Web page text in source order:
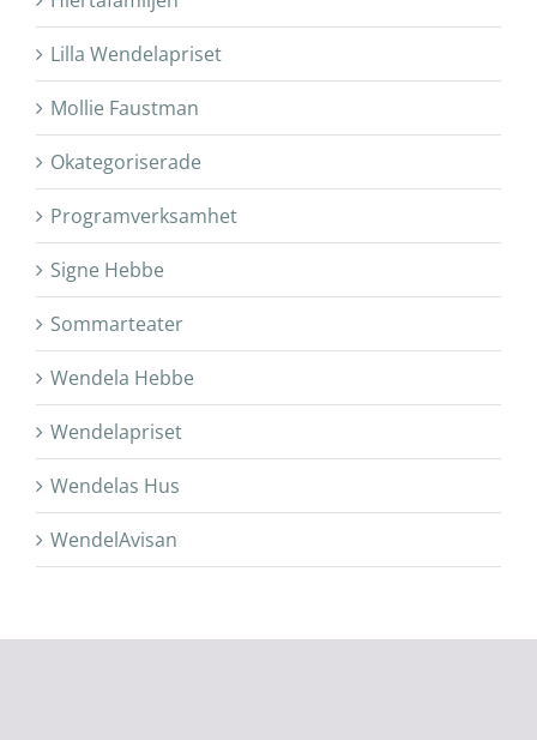
Lilla Wendelapriset
Mollie Faustman
Okategoriserade
Programverksamhet
Signe Hebbe
Sommarteater
Wendela Hebbe
Wendelapriset
Wendelas Hus
WendelAvisan